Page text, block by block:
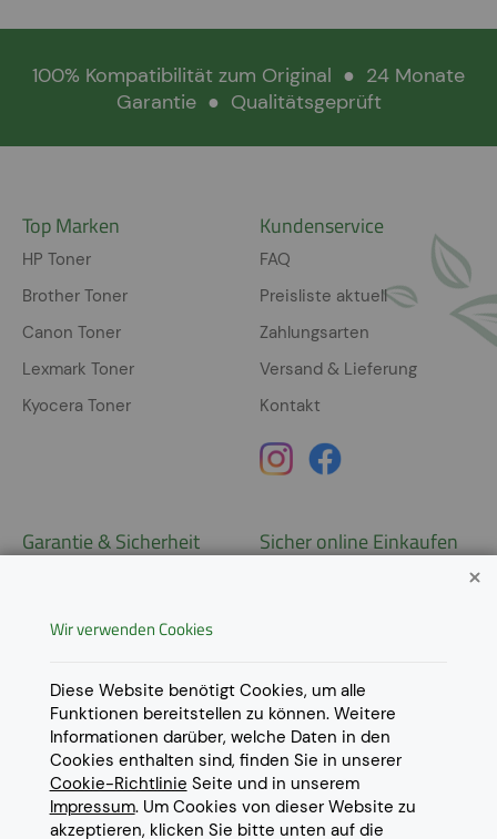
100% Kompatibilität zum Original ● 24 Monate
Garantie ● Qualitätsgeprüft
Top Marken
HP Toner
Brother Toner
Canon Toner
Lexmark Toner
Kyocera Toner
Kundenservice
FAQ
Preisliste aktuell
Zahlungsarten
Versand & Lieferung
Kontakt
Garantie & Sicherheit
Datenschutz
Impressum
Cookie Einstellungen
Sicher online Einkaufen
Lieferungen in weitere Länder
gerne aufAnfrage
Wir verwenden Cookies
Diese Website benötigt Cookies, um alle
Funktionen bereitstellen zu können. Weitere
Informationen darüber, welche Daten in den
Cookies enthalten sind, finden Sie in unserer
Cookie-Richtlinie Seite und in unserem
Impressum. Um Cookies von dieser Website zu
akzeptieren, klicken Sie bitte unten auf die